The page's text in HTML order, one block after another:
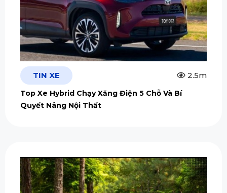
TIN XE 2.5m
Top Xe Hybrid Chạy Xăng Điện 5 Chỗ Và Bí
Quyết Nâng Nội Thất